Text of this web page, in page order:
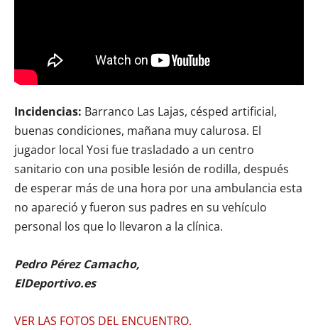
Incidencias: Barranco Las Lajas, césped artificial,
buenas condiciones, mañana muy calurosa. El
jugador local Yosi fue trasladado a un centro
sanitario con una posible lesión de rodilla, después
de esperar más de una hora por una ambulancia esta
no apareció y fueron sus padres en su vehículo
personal los que lo llevaron a la clínica.
Pedro Pérez Camacho,
ElDeportivo.es
VER LAS FOTOS DEL ENCUENTRO.